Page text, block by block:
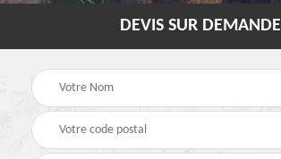
DEVIS SUR DEMANDE